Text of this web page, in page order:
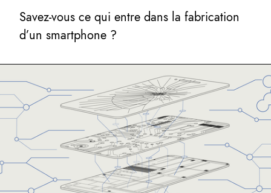
Savez-vous ce qui entre dans la fabrication
d’un smartphone ?